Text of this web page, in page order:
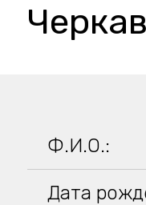
Ф.И.О.:
Дата